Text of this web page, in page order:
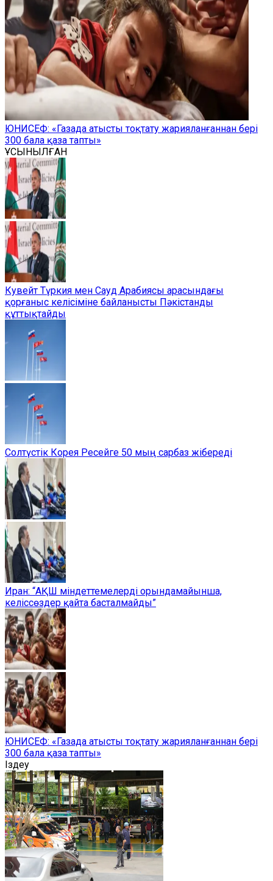
ЮНИСЕФ: «Газада атысты тоқтату жарияланғаннан бері
300 бала қаза тапты»
ҰСЫНЫЛҒАН
Кувейт Түркия мен Сауд Арабиясы арасындағы
қорғаныс келісіміне байланысты Пәкістанды
құттықтайды
Солтүстік Корея Ресейге 50 мың сарбаз жібереді
Иран: “АҚШ міндеттемелерді орындамайынша,
келіссөздер қайта басталмайды”
ЮНИСЕФ: «Газада атысты тоқтату жарияланғаннан бері
300 бала қаза тапты»
Іздеу